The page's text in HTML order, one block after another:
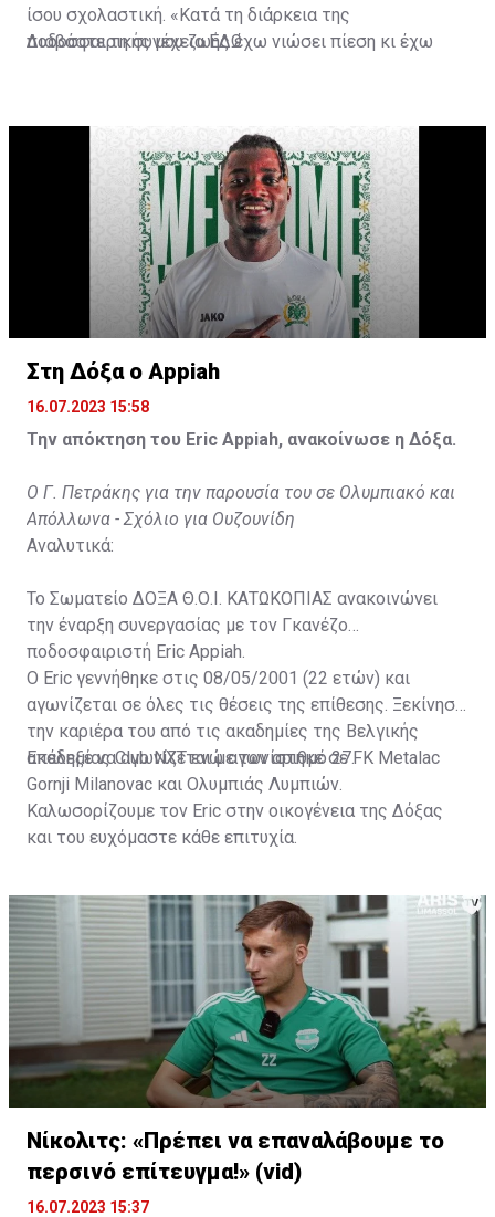
ίσου σχολαστική. «Κατά τη διάρκεια της
ποδοσφαιρικής μου ζωής έχω νιώσει πίεση κι έχω
Διαβάστε τη συνέχειαΕΔΩ
Στη Δόξα ο Appiah
16.07.2023 15:58
Την απόκτηση του Eric Appiah, ανακοίνωσε η Δόξα.
Ο Γ. Πετράκης για την παρουσία του σε Ολυμπιακό και
Απόλλωνα - Σχόλιο για Ουζουνίδη
Αναλυτικά:
Το Σωματείο ΔΟΞΑ Θ.Ο.Ι. ΚΑΤΩΚΟΠΙΑΣ ανακοινώνει
την έναρξη συνεργασίας με τον Γκανέζο
ποδοσφαιριστή Eric Appiah.
Ο Eric γεννήθηκε στις 08/05/2001 (22 ετών) και
αγωνίζεται σε όλες τις θέσεις της επίθεσης. Ξεκίνησε
την καριέρα του από τις ακαδημίες της Βελγικής
ακαδημίας Club NXT ενώ αγωνίστηκε σε FK Metalac
Gornji Milanovac και Ολυμπιάς Λυμπιών.
Επέλεξε να αγωνίζεται με τον αριθμό 27.
Καλωσορίζουμε τον Eric στην οικογένεια της Δόξας
και του ευχόμαστε κάθε επιτυχία.
Νίκολιτς: «Πρέπει να επαναλάβουμε το
περσινό επίτευγμα!» (vid)
16.07.2023 15:37